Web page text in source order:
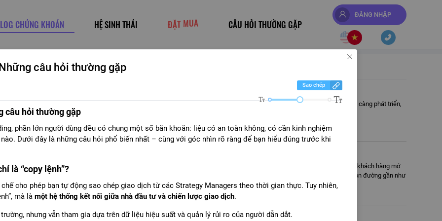
CHỨNG KHOÁN HỆ SINH THÁI ĐẶT MUA CÂU HỎI THƯỜNG GẶP
ĐĂNG NHẬP
Trong nhiều năm, các broker cạnh tranh bằng spread thấp, tốc độ khớp lệnh hay đòn bẩy. Tuy nhiên, khi thị trường ngày càng phát triển,
trải nghiệm khách hàng và giá trị dài hạn đã trở thành yếu tố tạo nên sự khác biệt.
04-08-2026
Trong nhiều năm, mô hình phát triển khách hàng trong lĩnh vực tài chính gần như xoay quanh một kịch bản quen thuộc: khách hàng mở
tài khoản, học phân tích thị trường, tự xây dựng chiến lược và trực tiếp thực hiện các giao dịch của mình. Đây từng là con đường gần như
mặc định đối với bất kỳ ai muốn tham gia thị trường.
09-07-2026
câu hỏi thường gặp
Sao chép
câu hỏi thường gặp
phần lớn người dùng đều có chung một số băn khoăn: liệu có an toàn không, có cần kinh nghiệm
Dưới đây là những câu hỏi phổ biến nhất – cùng với góc nhìn rõ ràng để bạn hiểu đúng trước khi
là “copy lệnh”?
chế cho phép bạn tự động sao chép giao dịch từ các Strategy Managers theo thời gian thực. Tuy nhiên,
mà là một hệ thống kết nối giữa nhà đầu tư và chiến lược giao dịch.
nhưng vẫn tham gia dựa trên dữ liệu hiệu suất và quản lý rủi ro của người dẫn dắt.